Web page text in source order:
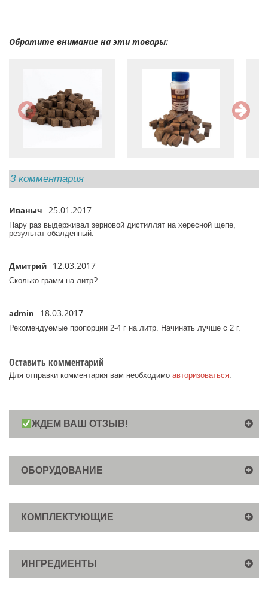
Обратите внимание на эти товары:
3 комментария
Иваныч 25.01.2017
Пару раз выдерживал зерновой дистиллят на хересной щепе,
результат обалденный.
Дмитрий 12.03.2017
Сколько грамм на литр?
admin 18.03.2017
Рекомендуемые пропорции 2-4 г на литр. Начинать лучше с 2 г.
Оставить комментарий
Для отправки комментария вам необходимо авторизоваться.
ЖДЕМ ВАШ ОТЗЫВ!
ОБОРУДОВАНИЕ
КОМПЛЕКТУЮЩИЕ
ИНГРЕДИЕНТЫ